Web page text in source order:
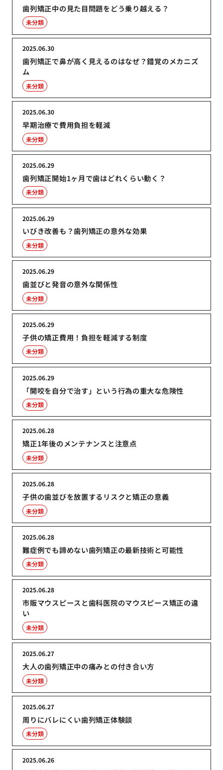
歯列矯正中の見た目問題をどう乗り越える？
未分類
歯列矯正で鼻が高く見えるのはなぜ？錯覚のメカニズ
ム
2025.06.30
未分類
早期治療で費用負担を軽減
2025.06.30
未分類
歯列矯正開始1ヶ月で歯はどれくらい動く？
2025.06.29
未分類
いびき改善も？歯列矯正の意外な効果
2025.06.29
未分類
歯並びと発音の意外な関係性
2025.06.29
未分類
子供の矯正費用！負担を軽減する制度
2025.06.29
未分類
「開咬を自分で治す」という行為の重大な危険性
2025.06.29
未分類
矯正1年後のメンテナンスと注意点
2025.06.28
未分類
子供の歯並びを放置するリスクと矯正の意義
2025.06.28
未分類
難症例でも諦めない歯列矯正の最新技術と可能性
2025.06.28
未分類
市販マウスピースと歯科医院のマウスピース矯正の違
い
2025.06.28
未分類
大人の歯列矯正中の痛みとの付き合い方
2025.06.27
未分類
周りにバレにくい歯列矯正体験談
2025.06.27
未分類
2025.06.26